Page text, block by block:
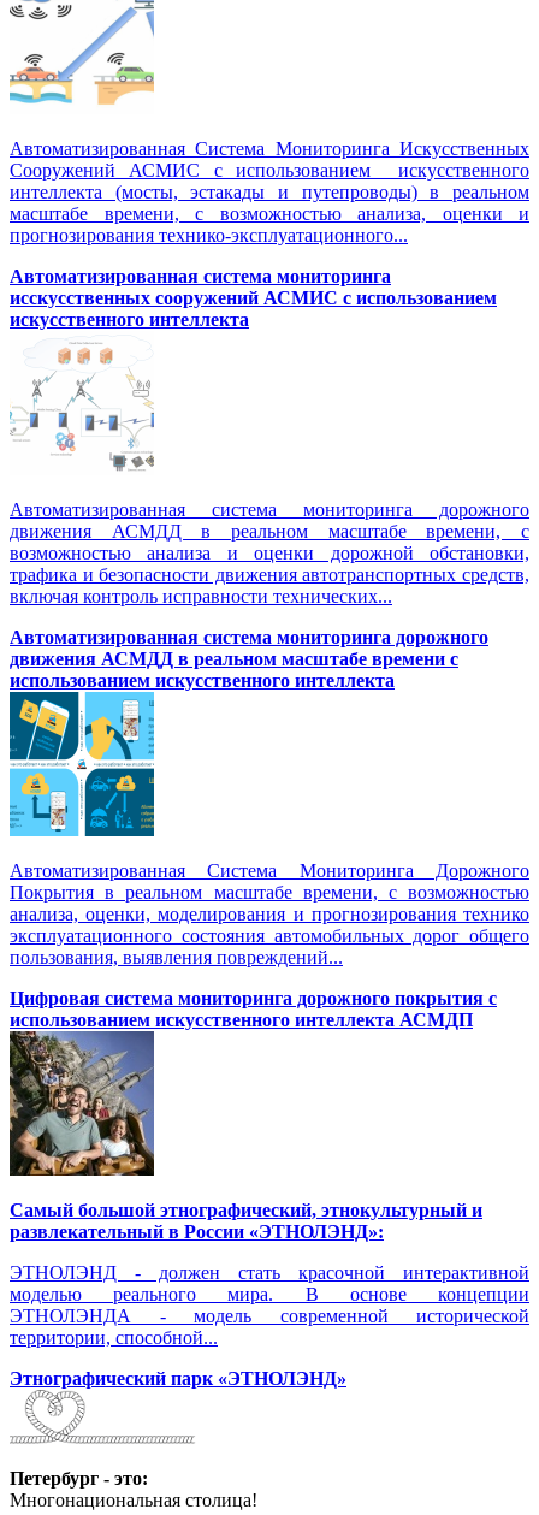
Автоматизированная Система Мониторинга Искусственных
Сооружений АСМИС с использованием искусственного
интеллекта (мосты, эстакады и путепроводы) в реальном
масштабе времени, с возможностью анализа, оценки и
прогнозирования технико-эксплуатационного...
Автоматизированная система мониторинга
исскусственных сооружений АСМИС с использованием
искусственного интеллекта
Автоматизированная система мониторинга дорожного
движения АСМДД в реальном масштабе времени, с
возможностью анализа и оценки дорожной обстановки,
трафика и безопасности движения автотранспортных средств,
включая контроль исправности технических...
Автоматизированная cистема мониторинга дорожного
движения АСМДД в реальном масштабе времени с
использованием искусственного интеллекта
Автоматизированная Система Мониторинга Дорожного
Покрытия в реальном масштабе времени, с возможностью
анализа, оценки, моделирования и прогнозирования технико
эксплуатационного состояния автомобильных дорог общего
пользования, выявления повреждений...
Цифровая система мониторинга дорожного покрытия с
использованием искусственного интеллекта АСМДП
Самый большой этнографический, этнокультурный и
развлекательный в России «ЭТНОЛЭНД»:
ЭТНОЛЭНД - должен стать красочной интерактивной
моделью реального мира. В основе концепции
ЭТНОЛЭНДА - модель современной исторической
территории, способной...
Этнографический парк «ЭТНОЛЭНД»
Петербург - это:
Многонациональная столица!